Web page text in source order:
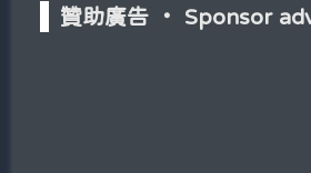
贊助廣告 ‧ Sponsor